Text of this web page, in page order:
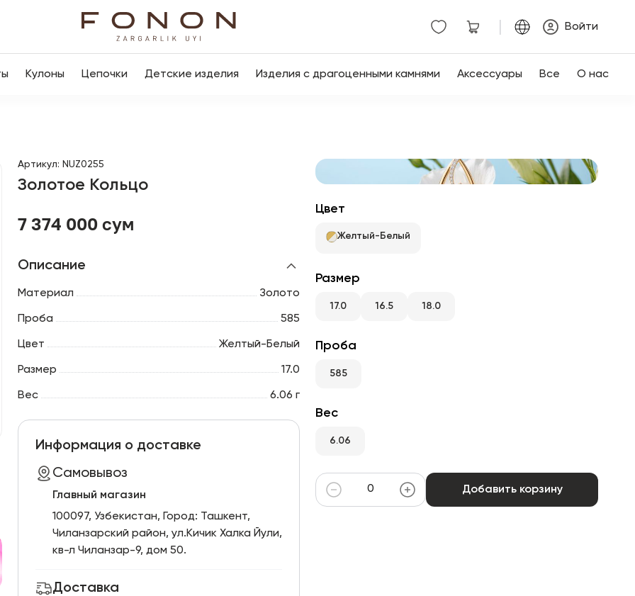
Войти
Кулоны Цепочки Детские изделия Изделия с драгоценными камнями Аксессуары Все О нас
Артикул: NUZ0255
Золотое Кольцо
7 374 000 сум
Описание
Материал Золото
Проба 585
Цвет Желтый-Белый
Размер 17.0
Вес 6.06 г
Информация о доставке
Самовывоз
Главный магазин
100097, Узбекистан, Город: Ташкент,
Чиланзарский pайон, ул.Кичик Халка Йули,
кв-л Чиланзар-9, дом 50.
Доставка
Цвет
Желтый-Белый
Размер
17.0 16.5 18.0
Проба
585
Вес
6.06
Добавить корзину